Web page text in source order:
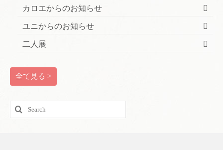
カロエからのお知らせ
ユニからのお知らせ
二人展
全て見る >
Search
for: